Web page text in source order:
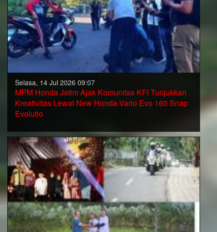
Selasa, 14 Jul 2026 09:07
MPM Honda Jatim Ajak Komunitas KFI Tunjukkan
Kreativitas Lewat New Honda Vario Evo 160 Snap
Evolutio